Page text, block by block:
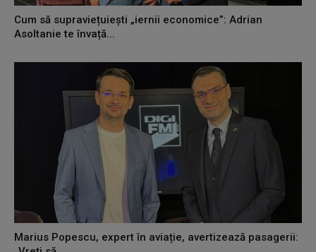
Cum să supraviețuiești „iernii economice”: Adrian
Asoltanie te învață...
Marius Popescu, expert în aviație, avertizează pasagerii: